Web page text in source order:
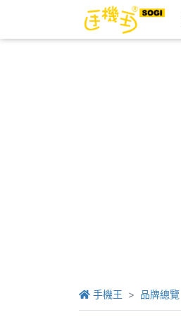
手機王 品牌總覽